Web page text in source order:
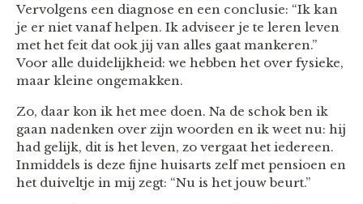
Vervolgens een diagnose en een conclusie: “Ik kan
je er niet vanaf helpen. Ik adviseer je te leren leven
met het feit dat ook jij van alles gaat mankeren.”
Voor alle duidelijkheid: we hebben het over fysieke,
maar kleine ongemakken.
Zo, daar kon ik het mee doen. Na de schok ben ik
gaan nadenken over zijn woorden en ik weet nu: hij
had gelijk, dit is het leven, zo vergaat het iedereen.
Inmiddels is deze fijne huisarts zelf met pensioen en
het duiveltje in mij zegt: “Nu is het jouw beurt.”